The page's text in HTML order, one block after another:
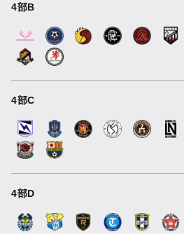
4部B
4部C
4部D